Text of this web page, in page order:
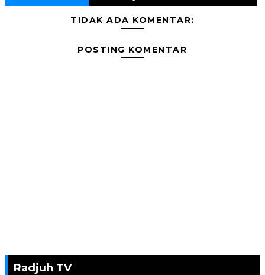
TIDAK ADA KOMENTAR:
POSTING KOMENTAR
Radjuh TV